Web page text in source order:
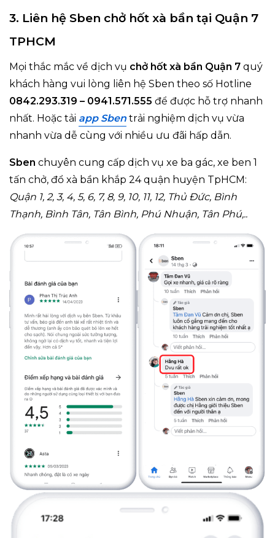
3. Liên hệ Sben chở hốt xà bần tại Quận 7
TPHCM
Mọi thắc mắc về dịch vụ chở hốt xà bần Quận 7 quý
khách hàng vui lòng liên hệ Sben theo số Hotline
0842.293.319 – 0941.571.555 để được hỗ trợ nhanh
nhất. Hoặc tải app Sben trải nghiệm dịch vụ vừa
nhanh vừa dễ cùng với nhiều ưu đãi hấp dẫn.
Sben chuyên cung cấp dịch vụ xe ba gác, xe ben 1
tấn chở, đổ xà bần khắp 24 quận huyện TpHCM:
Quận 1, 2, 3, 4, 5, 6, 7, 8, 9, 10, 11, 12, Thủ Đức, Bình
Thạnh, Bình Tân, Tân Bình, Phú Nhuận, Tân Phú,..